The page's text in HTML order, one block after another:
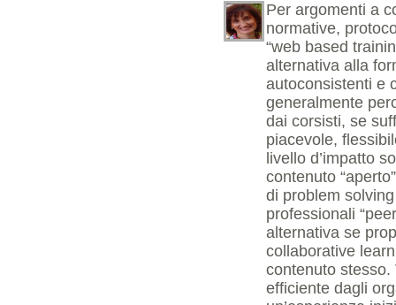
Per argomenti a
normative,
“web based
alternativa alla
autoconsistenti e
generalmente
dai corsisti, se
piacevole,
livello d’impatto
contenuto
di problem
professionali
alternativa se
collaborative
contenuto
efficiente dagli